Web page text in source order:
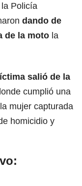
Policía
dando de
de la moto la
salió de la
cumplió una
mujer capturada
homicidio y